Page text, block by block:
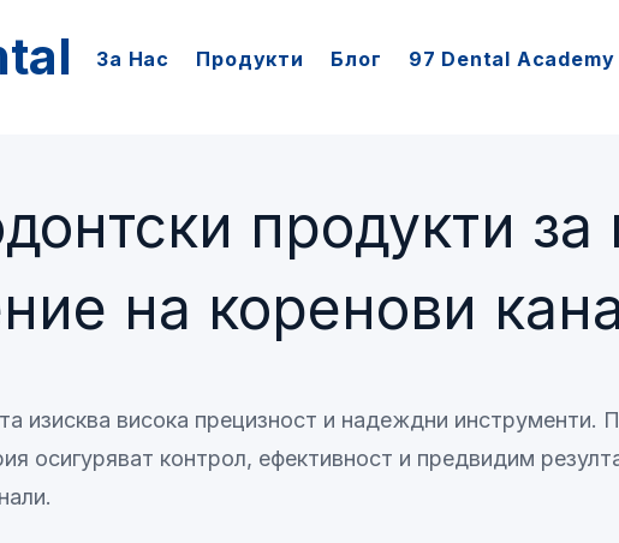
За Нас Продукти Блог 97 Dental Academy
продукти за
на коренови
изисква висока прецизност и надеждни инструменти.
осигуряват контрол, ефективност и предвидим